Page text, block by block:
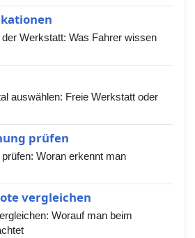
Werkstatt: Was Fahrer wissen
auswählen: Freie Werkstatt oder
prüfen
Woran erkennt man
vergleichen
Worauf man beim